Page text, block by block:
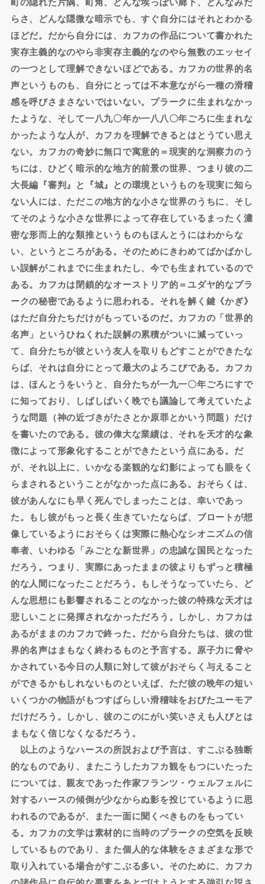
らさ、どんな隠微な暗示でも、すぐ自分にはそれとわかる
ほどだ。だから自分には、カフカの作品について書かれた
実存主義的なのやら非実存主義的なのやら無数のエッセイ
の一つとして理解できないほどである。カフカの世界的名
声というものも、自分にとっては不本意ながら一種の滑稽
感を呼びさまさないではいない。プラークに生まれなかっ
たような、そして一八九〇年か一八八〇年ごろに生まれな
かったような人が、カフカを理解できるとはとうてい思え
ない。カフカの奇妙に無口で寓意的＝現実的な洞察力のう
ちには、ひどく暗示的な地方的前景の世界、つまり彼の二
大長編『審判』と『城』との環境というものを現実に知ら
ない人には、ただこの地方的な小さな世界のうちに、そし
てそのような小さな世界によって存在しているまったく濃
密な形而上的な類推というものもほんとうにはわからな
い、というところがある。そのためにきわめてばかばかし
い誤解がこれまでに生まれたし、今でも生まれているので
ある。カフカは閉鎖的なオーストリア的＝ユダヤ的なプラ
ークの秘密であるように思われる。それを解く鍵《かぎ》
はただ自分たちだけがもっているのだ。カフカの「世界的
名声」というひねくれた誤解の累積がついに減っていっ
て、自分たちが彼という友人を取りもどすことができたな
らば、それは自分にとって最大のよろこびである。カフカ
は、ほんとうをいうと、自分たちが一九一〇年ごろにすで
に知っており、しばしばいく晩でも議論して考えていたよ
うな問題（神の近づきがたさとか原罪とかいう問題）だけ
を書いたのである。彼の偉大な業績は、それを天才的な象
徴によって形象化することができたという点にある。だ
が、それ以上に、いかなる楽観的な幻影によっても眼をく
らまされるということがなかった点にある。おそらくは、
彼があんなにも早く死んでしまったことは、幸いであっ
た。もし彼がもっと長く生きていたならば、ブロートが想
像しているようにおそらくは実際に熱心なシオニズムの信
奉者、いわゆる「みごとな新世界」の忠誠な国民となった
だろう。つまり、実際にあったままの彼よりもずっと積極
的な人間になったことだろう。もしそうなっていたら、ど
んな思想にも影響されることのなかった彼の特殊な天才は
悲しいことに発揮されなかっただろう。しかし、カフカは
あるがままのカフカで終った。だから自分たちは、彼の世
界的名声はまもなく終わるものと予言する。原子力に脅や
かされている今日の人類に対して彼がおそらく与えること
ができるかもしれないものといえば、ただ彼の晩年の短い
いくつかの物語がもつすばらしい滑稽味をおびたユーモア
だけだろう。しかし、彼のこのにがい笑いさえも人びとは
まもなく信じなくなるだろう。
以上のようなハースの所説および予言は、すこぶる独断
的なものであり、またこうしたカフカ観をもつにいたった
については、親友であった作家フランツ・ウェルフェルに
対するハースの傾倒が少なからぬ影を投じているように思
われるのであるが、また一面に聞くべきものをもってい
る。カフカの文学は素材的に当時のプラークの空気を反映
しているものであり、また個人的な体験をさまざまな形で
取り入れている場合がすこぶる多い。そのために、カフカ